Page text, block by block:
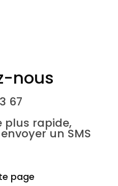
nous
67
plus rapide,
un SMS
page